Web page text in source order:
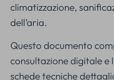
climatizzazione,
dell’aria.
Questo documento
consultazione digitale e
schede tecniche